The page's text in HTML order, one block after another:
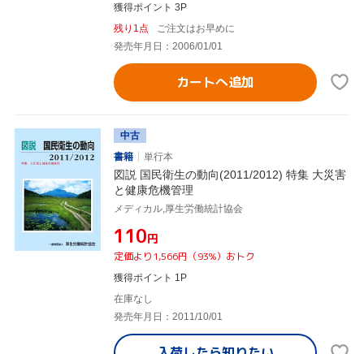
獲得ポイント 3P
残り1点
ご注文はお早めに
発売年月日：2006/01/01
カートへ追加
中古
書籍
単行本
図説 国民衛生の動向(2011/2012) 特集 大災害
と健康危機管理
メディカル,厚生労働統計協会
¥110円
定価より1,566円（93%）おトク
獲得ポイント 1P
在庫なし
発売年月日：2011/10/01